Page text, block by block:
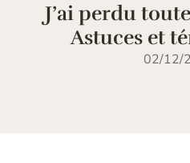
J’ai perdu
Astuces et
02/12/